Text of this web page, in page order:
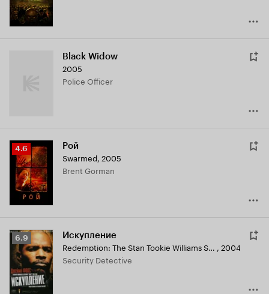
Black Widow
2005
Police Officer
Рейтинг
Кинопоиска
4.6
4.6 Рой
Swarmed, 2005
Brent Gorman
Рейтинг
Кинопоиска
6.9
6.9 Искупление
Redemption: The Stan Tookie Williams Story , 2004
Security Detective